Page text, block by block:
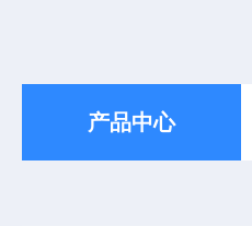
产品中心